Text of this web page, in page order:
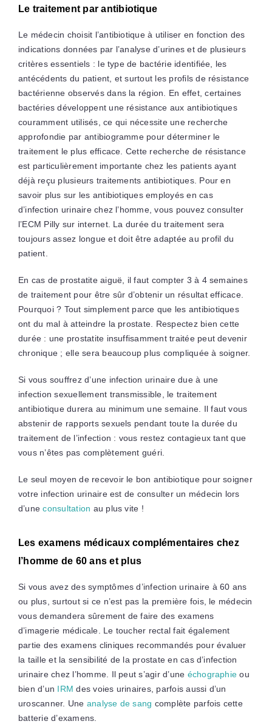
Le traitement par antibiotique
Le médecin choisit l’antibiotique à utiliser en fonction des
indications données par l’analyse d’urines et de plusieurs
critères essentiels : le type de bactérie identifiée, les
antécédents du patient, et surtout les profils de résistance
bactérienne observés dans la région. En effet, certaines
bactéries développent une résistance aux antibiotiques
couramment utilisés, ce qui nécessite une recherche
approfondie par antibiogramme pour déterminer le
traitement le plus efficace. Cette recherche de résistance
est particulièrement importante chez les patients ayant
déjà reçu plusieurs traitements antibiotiques. Pour en
savoir plus sur les antibiotiques employés en cas
d’infection urinaire chez l’homme, vous pouvez consulter
l’ECM Pilly sur internet. La durée du traitement sera
toujours assez longue et doit être adaptée au profil du
patient.
En cas de prostatite aiguë, il faut compter 3 à 4 semaines
de traitement pour être sûr d’obtenir un résultat efficace.
Pourquoi ? Tout simplement parce que les antibiotiques
ont du mal à atteindre la prostate. Respectez bien cette
durée : une prostatite insuffisamment traitée peut devenir
chronique ; elle sera beaucoup plus compliquée à soigner.
Si vous souffrez d’une infection urinaire due à une
infection sexuellement transmissible, le traitement
antibiotique durera au minimum une semaine. Il faut vous
abstenir de rapports sexuels pendant toute la durée du
traitement de l’infection : vous restez contagieux tant que
vous n’êtes pas complètement guéri.
Le seul moyen de recevoir le bon antibiotique pour soigner
votre infection urinaire est de consulter un médecin lors
d’uneconsultation au plus vite !
Les examens médicaux complémentaires chez
l’homme de 60 ans et plus
Si vous avez des symptômes d’infection urinaire à 60 ans
ou plus, surtout si ce n’est pas la première fois, le médecin
vous demandera sûrement de faire des examens
d’imagerie médicale. Le toucher rectal fait également
partie des examens cliniques recommandés pour évaluer
la taille et la sensibilité de la prostate en cas d’infection
urinaire chez l’homme. Il peut s’agir d’une échographie ou
bien d’un IRM des voies urinaires, parfois aussi d’un
uroscanner. Une analyse de sang complète parfois cette
batterie d’examens.